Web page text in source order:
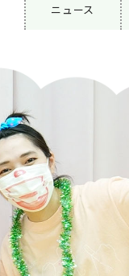
ニュース